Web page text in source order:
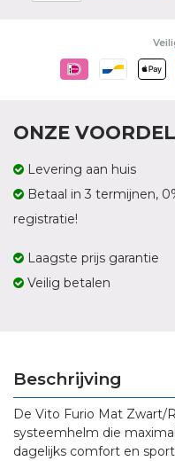
ONZE
Levering aan huis
Betaal in 3 termijnen,
registratie!
Laagste prijs garantie
Veilig betalen
Beschrijving
De Vito Furio Mat Zwart/
systeemhelm die
dagelijks comfort en